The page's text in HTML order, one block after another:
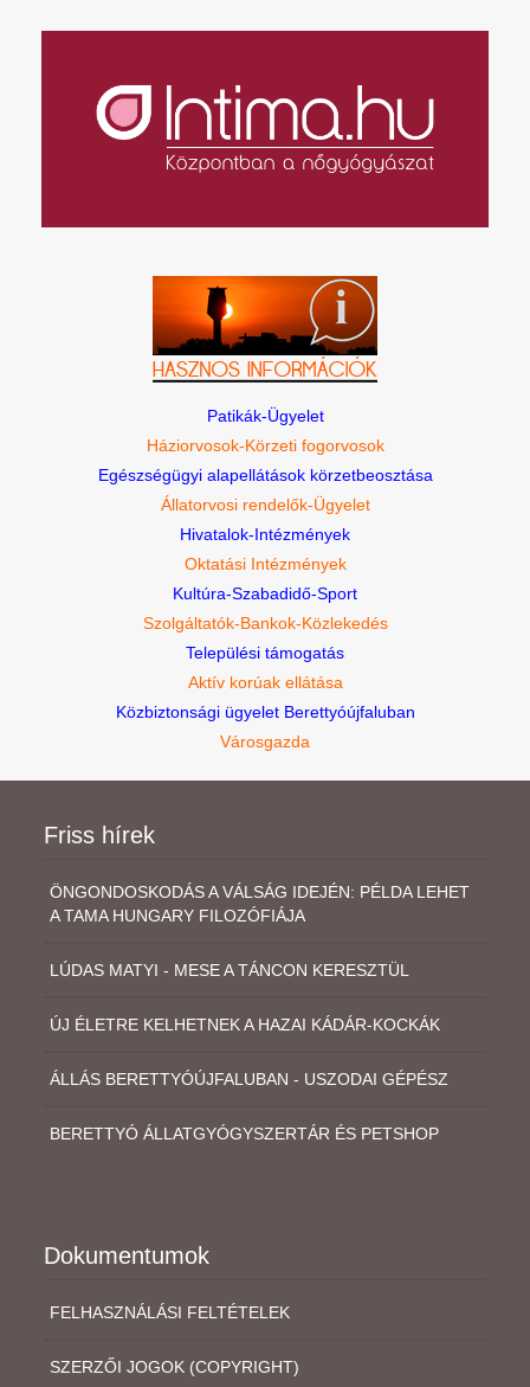
Patikák-Ügyelet
Háziorvosok-Körzeti fogorvosok
Egészségügyi alapellátások körzetbeosztása
Állatorvosi rendelők-Ügyelet
Hivatalok-Intézmények
Oktatási Intézmények
Kultúra-Szabadidő-Sport
Szolgáltatók-Bankok-Közlekedés
Települési támogatás
Aktív korúak ellátása
Közbiztonsági ügyelet Berettyóújfaluban
Városgazda
Friss hírek
ÖNGONDOSKODÁS A VÁLSÁG IDEJÉN: PÉLDA LEHET
A TAMA HUNGARY FILOZÓFIÁJA
LÚDAS MATYI - MESE A TÁNCON KERESZTÜL
ÚJ ÉLETRE KELHETNEK A HAZAI KÁDÁR-KOCKÁK
ÁLLÁS BERETTYÓÚJFALUBAN - USZODAI GÉPÉSZ
BERETTYÓ ÁLLATGYÓGYSZERTÁR ÉS PETSHOP
Dokumentumok
FELHASZNÁLÁSI FELTÉTELEK
SZERZŐI JOGOK (COPYRIGHT)